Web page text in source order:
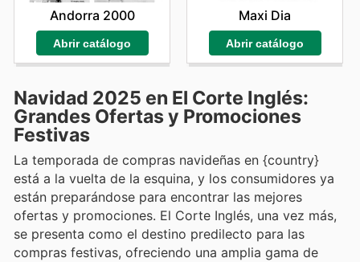
Andorra 2000
Abrir catálogo
Maxi Dia
Abrir catálogo
Navidad 2025 en El Corte Inglés:
Grandes Ofertas y Promociones
Festivas
La temporada de compras navideñas en {country}
está a la vuelta de la esquina, y los consumidores ya
están preparándose para encontrar las mejores
ofertas y promociones. El Corte Inglés, una vez más,
se presenta como el destino predilecto para las
compras festivas, ofreciendo una amplia gama de